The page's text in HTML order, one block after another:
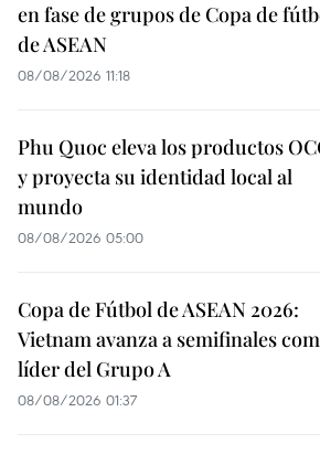
en fase de grupos de Copa de
de ASEAN
08/08/2026 11:18
Phu Quoc eleva los productos
y proyecta su identidad local al
mundo
08/08/2026 05:00
Copa de Fútbol de ASEAN 2026:
Vietnam avanza a semifinales
líder del Grupo A
08/08/2026 01:37